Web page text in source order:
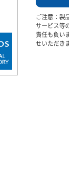
ご注意：製
サービス等
責任も負い
せいただき